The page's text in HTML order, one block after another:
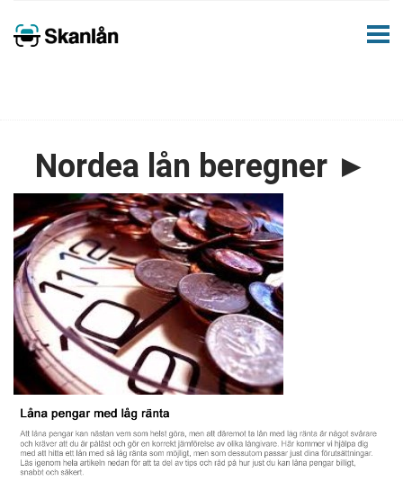
Nordea lån beregner ►